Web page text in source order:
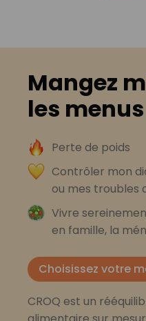
Mangez
les
Perte de poids
Contrôler mon
ou mes troubles
Vivre
en famille, la
Choisissez votre
CROQ est un